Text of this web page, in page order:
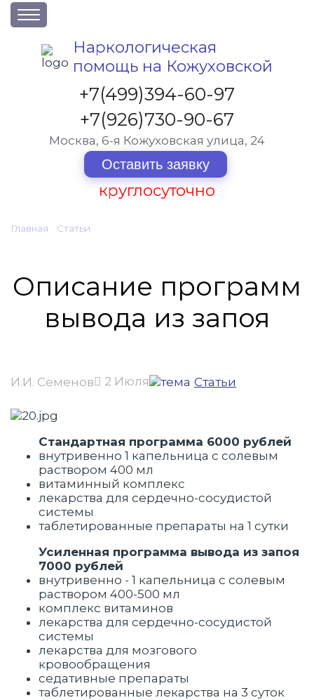
О клинике
Акции
Вакансии
Лицензии
Статьи
Услуги и стоимость
Отзывы
Наркологическая
помощь на Кожуховской
+7(499)394-60-97
+7(926)730-90-67
Москва, 6-я Кожуховская улица, 24
Оставить заявку
круглосуточно
Главная Статьи
Описание программ
вывода из запоя
И.И. Семенов 2 Июля Статьи
Стандартная программа 6000 рублей
внутривенно 1 капельница с солевым
раствором 400 мл
витаминный комплекс
лекарства для сердечно-сосудистой
системы
таблетированные препараты на 1 сутки
Усиленная программа вывода из запоя
7000 рублей
внутривенно - 1 капельница с солевым
раствором 400-500 мл
комплекс витаминов
лекарства для сердечно-сосудистой
системы
лекарства для мозгового
кровообращения
седативные препараты
таблетированные лекарства на 3 суток